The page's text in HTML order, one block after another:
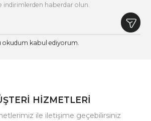
indirimlerden haberdar olun.
okudum kabul ediyorum.
HİZMETLERİ
ile iletişime geçebilirsiniz